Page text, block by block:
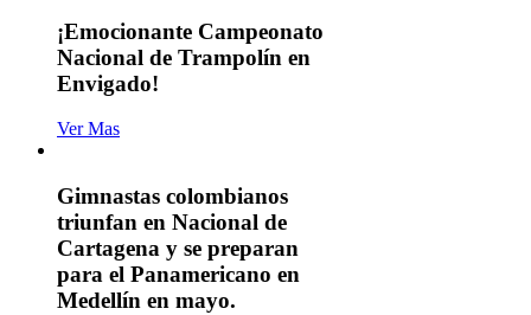
¡Emocionante Campeonato
Nacional de Trampolín en
Envigado!
Ver Mas
Gimnastas colombianos
triunfan en Nacional de
Cartagena y se preparan
para el Panamericano en
Medellín en mayo.